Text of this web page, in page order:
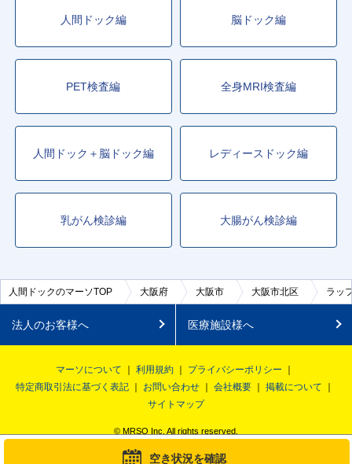
空き状況を確認
人間ドック編 脳ドック編
PET検査編 全身MRI検査編
人間ドック＋脳ドック編 レディースドック編
乳がん検診編 大腸がん検診編
人間ドックのマーソTOP 大阪府 大阪市 大阪市北区 ラッ
法人のお客様へ 医療施設様へ
マーソについて 利用規約
プライバシーポリシー
特定商取引法に基づく表記
お問い合わせ 会社概要
掲載について
サイトマップ
© MRSO Inc. All rights reserved.